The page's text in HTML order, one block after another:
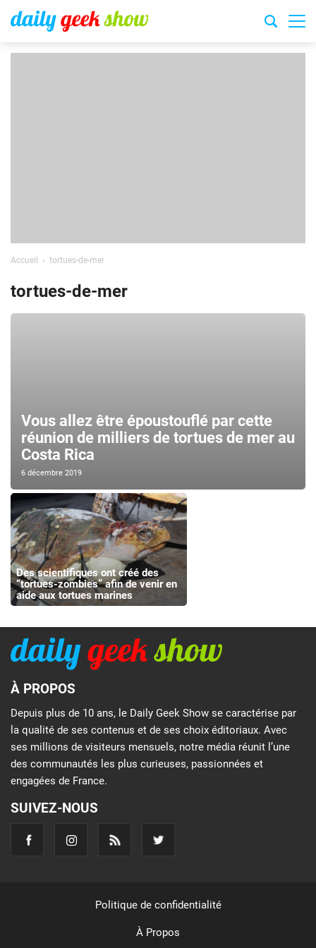
Accueil tortues-de-mer
tortues-de-mer
Vous allez être époustouflé par cette
réunion de milliers de tortues de mer au
Costa Rica
6 décembre 2019
Des scientifiques ont créé des
“tortues-zombies” afin de venir en
aide aux tortues marines
À PROPOS
Depuis plus de 10 ans, le Daily Geek Show se caractérise par
la qualité de ses contenus et de ses choix éditoriaux. Avec
ses millions de visiteurs mensuels, notre média réunit l’une
des communautés les plus curieuses, passionnées et
engagées de France.
SUIVEZ-NOUS
Politique de confidentialité
À Propos